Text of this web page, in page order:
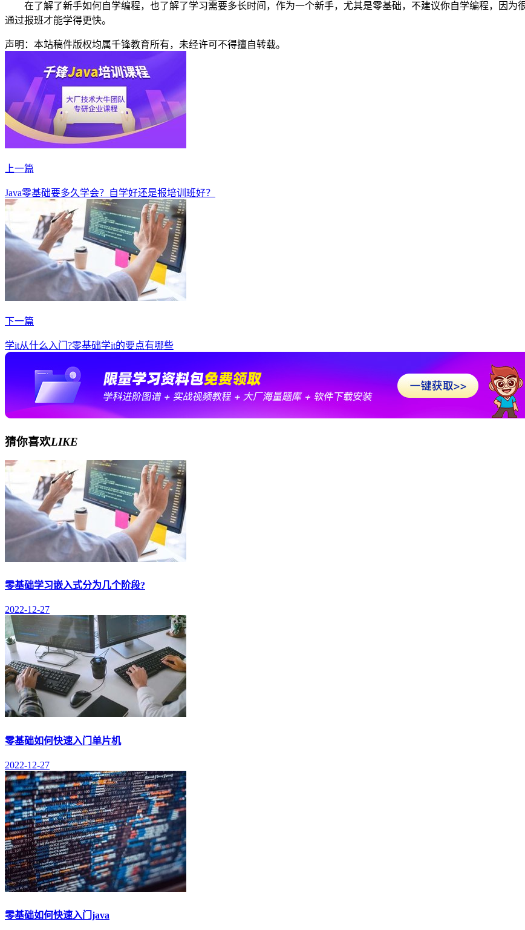
在了解了新手如何自学编程，也了解了学习需要多长时间，作为一个新手，尤其是零基础，不建议你自学编程，因为
通过报班才能学得更快。
声明：本站稿件版权均属千锋教育所有，未经许可不得擅自转载。
上一篇
Java零基础要多久学会？自学好还是报培训班好？
下一篇
学it从什么入门?零基础学it的要点有哪些
猜你喜欢LIKE
零基础学习嵌入式分为几个阶段?
2022-12-27
零基础如何快速入门单片机
2022-12-27
零基础如何快速入门java